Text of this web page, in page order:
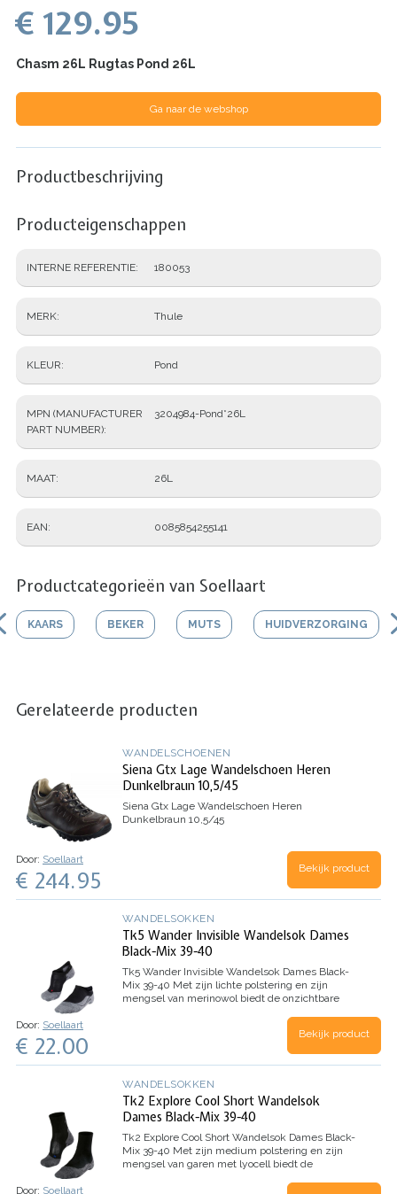
€ 129.95
Chasm 26L Rugtas Pond 26L
Ga naar de webshop
Productbeschrijving
Producteigenschappen
INTERNE REFERENTIE 180053
MERK Thule
KLEUR Pond
MPN (MANUFACTURER
PART NUMBER)
3204984-Pond*26L
MAAT 26L
EAN 0085854255141
Productcategorieën van Soellaart
KAARS BEKER MUTS HUIDVERZORGING
Gerelateerde producten
WANDELSCHOENEN
Siena Gtx Lage Wandelschoen Heren
Dunkelbraun 10,5/45
Siena Gtx Lage Wandelschoen Heren
Dunkelbraun 10,5/45
Door: Soellaart
€ 244.95 Bekijk product
WANDELSOKKEN
Tk5 Wander Invisible Wandelsok Dames
Black-Mix 39-40
Tk5 Wander Invisible Wandelsok Dames Black-
Mix 39-40 Met zijn lichte polstering en zijn
mengsel van merinowol biedt de onzichtbare
en een goede warmte-isolatie tijdens citytrips of
Door: Soellaart
€ 22.00 Bekijk product
WANDELSOKKEN
Tk2 Explore Cool Short Wandelsok
Dames Black-Mix 39-40
Tk2 Explore Cool Short Wandelsok Dames Black-
Mix 39-40 Met zijn medium polstering en zijn
mengsel van garen met lyocell biedt de
comfort en comfortabele ventilatie tijdens
Door: Soellaart